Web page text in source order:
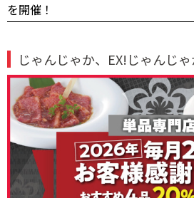
を開催！
じゃんじゃか、EX!じゃんじゃ